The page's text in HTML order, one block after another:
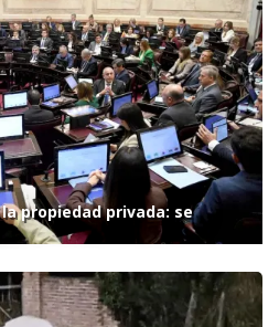
propiedad privada: se